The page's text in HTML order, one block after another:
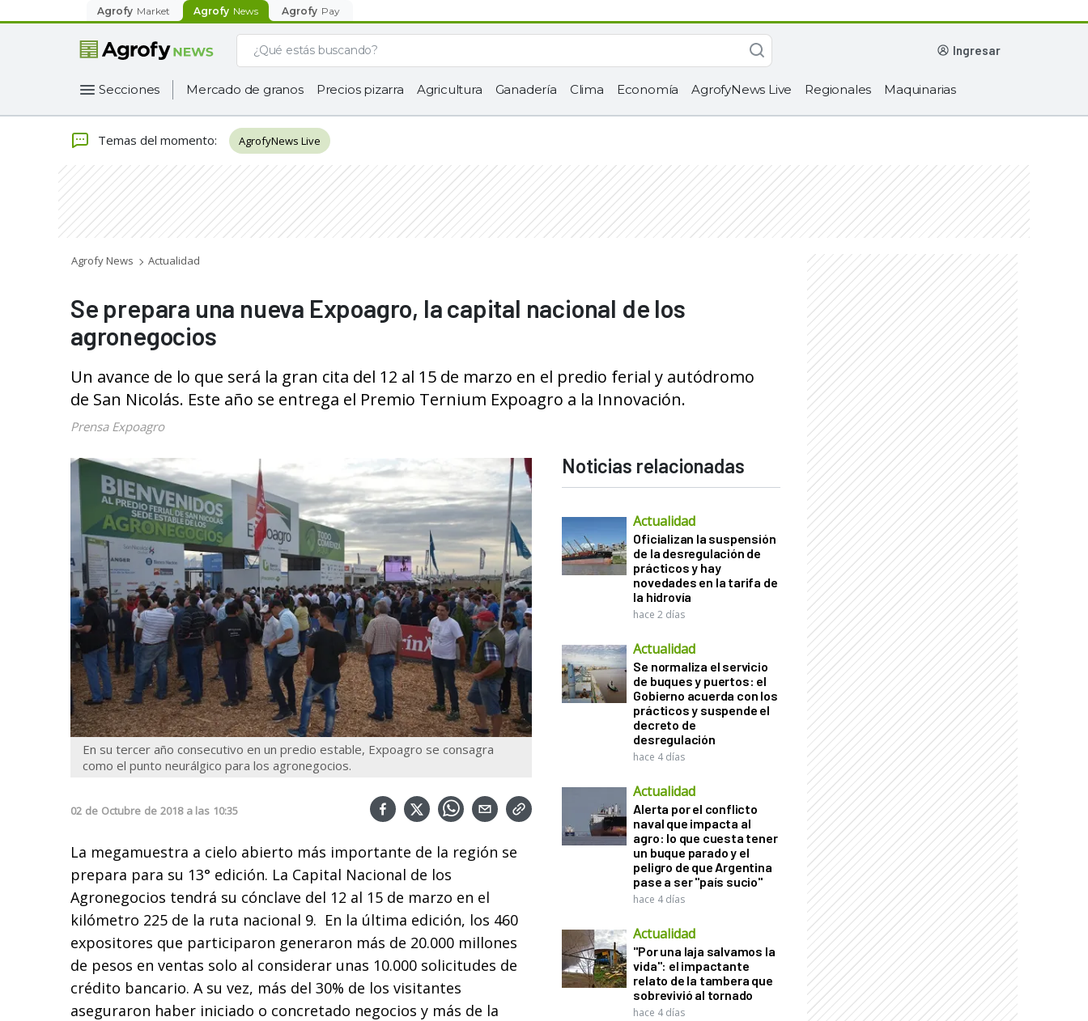
Agrofy Market Agrofy News Agrofy Pay
ingresar
Secciones Mercado de granos Precios pizarra Agricultura Ganadería Clima Economía AgrofyNews Live Regionales Maquinarias
Temas del momento: AgrofyNews Live
Agrofy News Actualidad
Se prepara una nueva Expoagro, la capital nacional de los
agronegocios
Un avance de lo que será la gran cita del 12 al 15 de marzo en el predio ferial y autódromo
de San Nicolás. Este año se entrega el Premio Ternium Expoagro a la Innovación.
Prensa Expoagro
En su tercer año consecutivo en un predio estable, Expoagro se consagra
como el punto neurálgico para los agronegocios.
02 de Octubre de 2018 a las 10:35
La megamuestra a cielo abierto más importante de la región se
prepara para su 13° edición. La Capital Nacional de los
Agronegocios tendrá su cónclave del 12 al 15 de marzo en el
kilómetro 225 de la ruta nacional 9. En la última edición, los 460
expositores que participaron generaron más de 20.000 millones
de pesos en ventas solo al considerar unas 10.000 solicitudes de
crédito bancario. A su vez, más del 30% de los visitantes
aseguraron haber iniciado o concretado negocios y más de la
Noticias relacionadas
Actualidad
Oficializan la suspensión
de la desregulación de
prácticos y hay
novedades en la tarifa de
la hidrovía
hace 2 días
Actualidad
Se normaliza el servicio
de buques y puertos: el
Gobierno acuerda con los
prácticos y suspende el
decreto de
desregulación
hace 4 días
Actualidad
Alerta por el conflicto
naval que impacta al
agro: lo que cuesta tener
un buque parado y el
peligro de que Argentina
pase a ser "país sucio"
hace 4 días
Actualidad
"Por una laja salvamos la
vida": el impactante
relato de la tambera que
sobrevivió al tornado
hace 4 días